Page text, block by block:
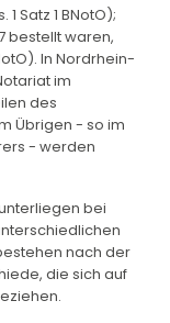
Satz 1 BNotO);
bestellt waren,
In Nordrhein-
im
des
Übrigen - so im
- werden
bei
nach der
die sich auf